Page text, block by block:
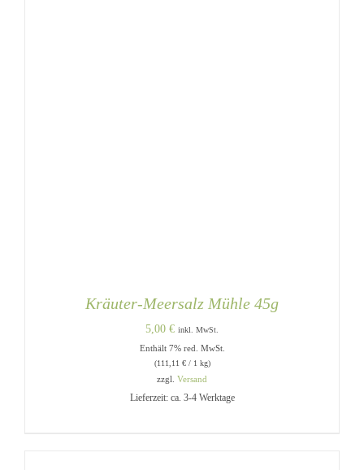
Kräuter-Meersalz Mühle 45g
5,00 € inkl. MwSt.
Enthält 7% red. MwSt.
(111,11 €/ 1 kg)
zzgl. Versand
Lieferzeit: ca. 3-4 Werktage